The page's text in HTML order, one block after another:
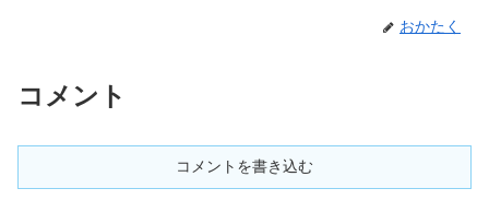
おかたく
コメント
コメントを書き込む